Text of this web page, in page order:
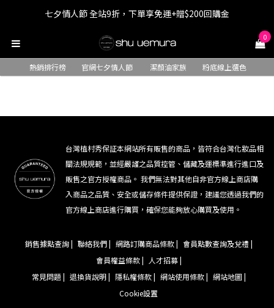
七夕情人節 全站9折，下單享免運+贈$200回購金
七夕情人節 全站9折，下單享免運+贈$200回購金
LINE最高回饋8%，滿$1,500限量贈抹茶潔顏油15ml
七夕情人節 全站9折，下單享免運+贈$200回購金
0
熱銷排行榜 官網七夕情人節 潔顏油家族 粉底線上選色
台灣植村秀保証本網站所有販售的商品，皆符合台灣化妝品相
關法規規範，並經嚴謹之品質控管、儲藏及運標準進行進口及
販售之官方授權商品。 我們無法對其他自非官方線上商店購
入商品之品質、安全或儲存條件提供保證，建議您透過我們的
官方線上商店進行購買，確保您能夠放心購買及使用。
銷售據點查詢 | 聯絡我們 | 網路訂購商品條款 | 會員點數查詢及兌禮 |
會員權益條款 |
人才招募 |
常見問題 | 退換貨說明 | 隱私權條款 | 網站使用條款 | 網站地圖 |
Cookie設置